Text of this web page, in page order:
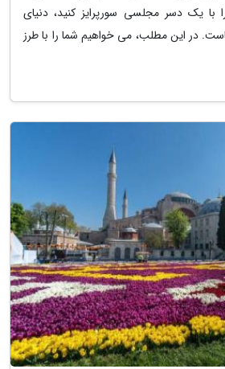
با یک دسر مجلسی سورپرایز کنید، دنیای
در این مطلب، می خواهیم شما را با طرز